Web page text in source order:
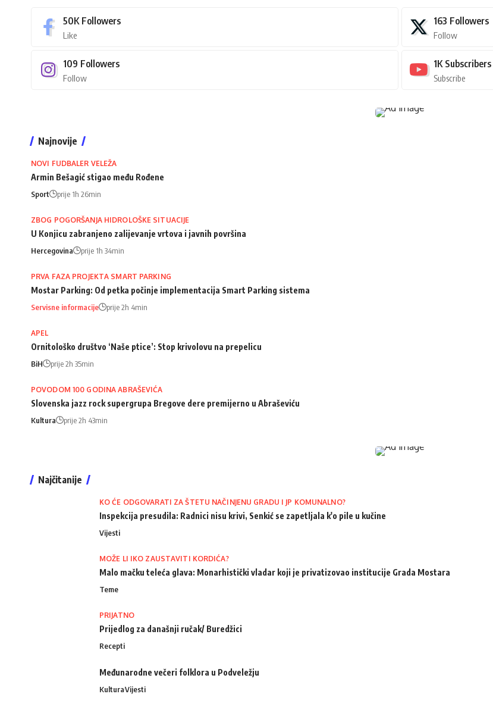
50K Followers
Like
163 Followers
Follow
109 Followers
Follow
1K Subscribers
Subscribe
Najnovije
NOVI FUDBALER VELEŽA
Armin Bešagić stigao među Rođene
Sport prije 1h 26min
ZBOG POGORŠANJA HIDROLOŠKE SITUACIJE
U Konjicu zabranjeno zalijevanje vrtova i javnih površina
Hercegovina prije 1h 34min
PRVA FAZA PROJEKTA SMART PARKING
Mostar Parking: Od petka počinje implementacija Smart Parking sistema
Servisne informacije prije 2h 4min
APEL
Ornitološko društvo ‘Naše ptice’: Stop krivolovu na prepelicu
BiH prije 2h 35min
POVODOM 100 GODINA ABRAŠEVIĆA
Slovenska jazz rock supergrupa Bregove dere premijerno u Abraševiću
Kultura prije 2h 43min
Najčitanije
KO ĆE ODGOVARATI ZA ŠTETU NAČINJENU GRADU I JP KOMUNALNO?
Inspekcija presudila: Radnici nisu krivi, Senkić se zapetljala k'o pile u kučine
Vijesti
MOŽE LI IKO ZAUSTAVITI KORDIĆA?
Malo mačku teleća glava: Monarhistički vladar koji je privatizovao institucije Grada Mostara
Teme
PRIJATNO
Prijedlog za današnji ručak/ Buredžici
Recepti
Međunarodne večeri folklora u Podveležju
KulturaVijesti